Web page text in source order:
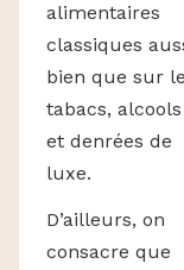
alimentaires
classiques
bien que sur
tabacs, alcools
et denrées de
luxe.
D’ailleurs, on
consacre que